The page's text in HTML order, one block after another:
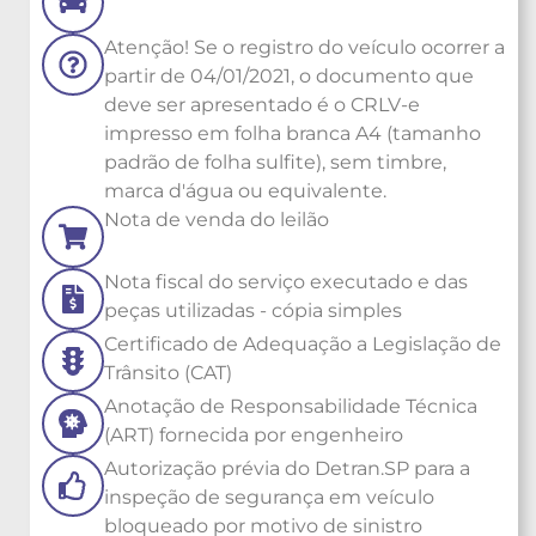
Atenção! Se o registro do veículo ocorrer a
partir de 04/01/2021, o documento que
deve ser apresentado é o CRLV-e
impresso em folha branca A4 (tamanho
padrão de folha sulfite), sem timbre,
marca d'água ou equivalente.
Nota de venda do leilão
Nota fiscal do serviço executado e das
peças utilizadas - cópia simples
Certificado de Adequação a Legislação de
Trânsito (CAT)
Anotação de Responsabilidade Técnica
(ART) fornecida por engenheiro
Autorização prévia do Detran.SP para a
inspeção de segurança em veículo
bloqueado por motivo de sinistro